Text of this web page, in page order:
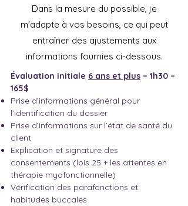
Dans la mesure du possible, je
m'adapte à vos besoins, ce qui peut
entraîner des ajustements aux
informations fournies ci-dessous.
Évaluation initiale 6 ans et plus – 1h30 –
165$
Prise d’informations général pour
l’identification du dossier
Prise d’informations sur l’état de santé du
client
Explication et signature des
consentements (lois 25 + les attentes en
thérapie myofonctionnelle)
Vérification des parafonctions et
habitudes buccales